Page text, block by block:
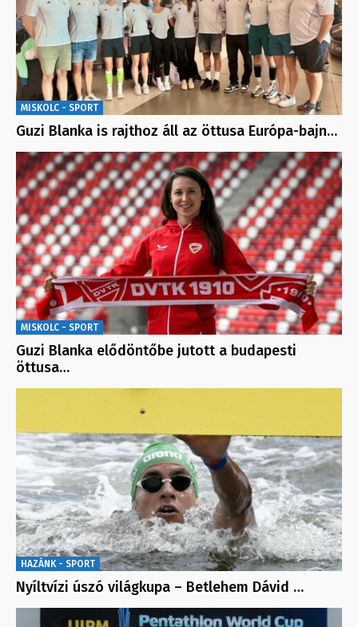
MISKOLC - SPORT
Guzi Blanka is rajthoz áll az öttusa Európa-bajn…
MISKOLC - SPORT
Guzi Blanka elődöntőbe jutott a budapesti
öttusa…
HAZÁNK - SPORT
Nyíltvízi úszó világkupa – Betlehem Dávid …